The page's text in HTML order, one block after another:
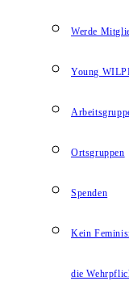
Werde
Young
Ortsgruppen
Spenden
Kein
die